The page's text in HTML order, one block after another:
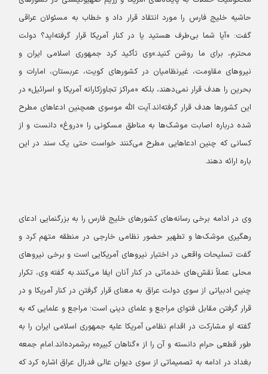
حاشیه خلیج فارس را مورد انتقاد قرار داد و خطاب به مسئولان عراقی
گفت: «آیا شما بی‌طرف هستید یا در کنار آمریکا قرار گرفته‌اید؟ دولت
محترم، برای ما روشن کنید.»وی تأکید کرد جمهوری اسلامی ایران و
نیروهای مقاومت، غیرنظامیان در کشورهای کویت، عربستان، امارات و
بحرین را هدف قرار نمی‌دهند، بلکه «مراکز تجاوزکارانه آمریکا و اسرائیل» در
این کشورها هدف قرار گرفته‌اند.آیت الله موسوی همچنین ادعاهای مطرح
شده درباره اصابت موشک‌ها به مناطق مسکونی را «دروغ» دانست و از
کسانی که چنین ادعاهایی مطرح می‌کنند خواست حتی یک سند در این
باره ارائه دهند.
وی در ادامه برخی رسانه‌های کشورهای خلیج فارس را به بزرگنمایی ادعای
رهگیری موشک‌ها و تطهیر حضور نظامی خارجی در منطقه متهم کرد و
گفت تسلیحات واقعی در اختیار نیروهای آمریکایی است و برخی نیروهای
محلی عملاً نقش‌های خدماتی در کنار آنان ایفا می‌کنند.به گفته وی، تکرار
چنین ادبیاتی از سوی دولت عراق به معنای قرار گرفتن در کنار آمریکا و در
قرار گرفتن مقابل فتوای مراجع و علمای دینی است؛ مراجع و علمایی که به
گفته او مشارکت در اقدام نظامی آمریکا علیه جمهوری اسلامی ایران را به
طور قطعی حرام دانسته و آن را از «گناهان کبیره» برشمرده‌اند.امام جمعه
بغداد در ادامه به تصمیماتی از سوی دیوان عالی فدرال عراق اشاره کرد که